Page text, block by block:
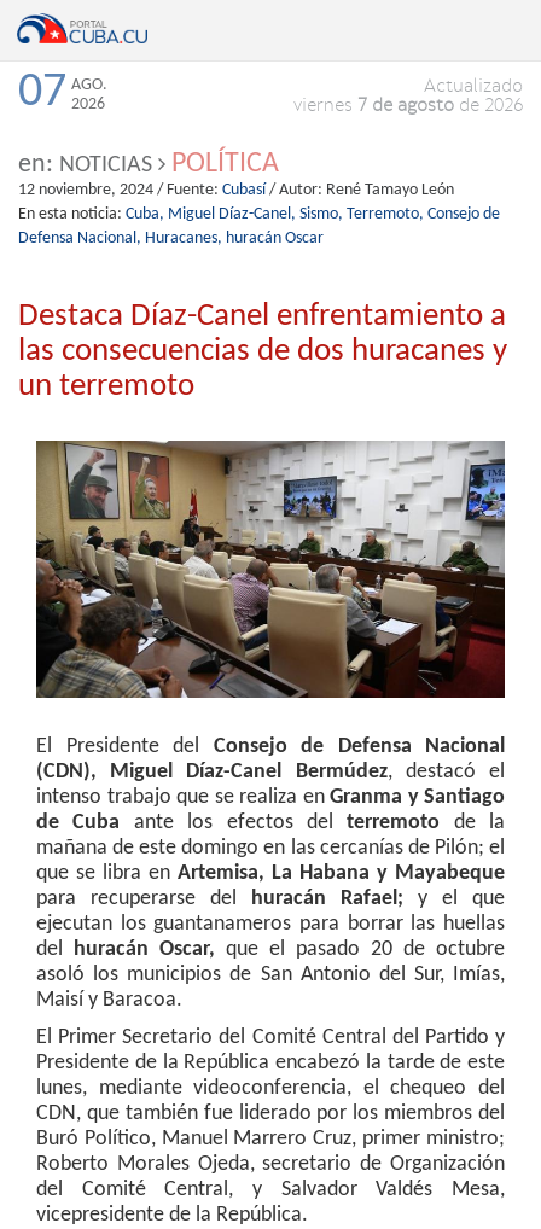
07 AGO.
2026
Actualizado
viernes 7 de agosto de 2026
en: NOTICIAS POLÍTICA
12 noviembre, 2024 / Fuente: Cubasí / Autor: René Tamayo León
En esta noticia: Cuba, Miguel Díaz-Canel, Sismo, Terremoto, Consejo de
Defensa Nacional, Huracanes, huracán Oscar
Destaca Díaz-Canel enfrentamiento a
las consecuencias de dos huracanes y
un terremoto
El Presidente del Consejo de Defensa Nacional
(CDN), Miguel Díaz-Canel Bermúdez, destacó el
intenso trabajo que se realiza enGranma y Santiago
de Cuba ante los efectos del terremoto de la
mañana de este domingo en las cercanías de Pilón; el
que se libra en Artemisa, La Habana y Mayabeque
para recuperarse del huracán Rafael; y el que
ejecutan los guantanameros para borrar las huellas
del huracán Oscar, que el pasado 20 de octubre
asoló los municipios de San Antonio del Sur, Imías,
Maisí y Baracoa.
El Primer Secretario del Comité Central del Partido y
Presidente de la República encabezó la tarde de este
lunes, mediante videoconferencia, el chequeo del
CDN, que también fue liderado por los miembros del
Buró Político, Manuel Marrero Cruz, primer ministro;
Roberto Morales Ojeda, secretario de Organización
del Comité Central, y Salvador Valdés Mesa,
vicepresidente de la República.